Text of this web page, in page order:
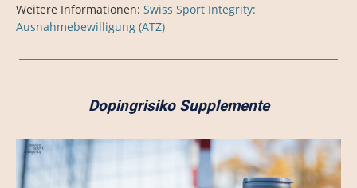
Weitere Informationen: Swiss Sport Integrity:
Ausnahmebewilligung (ATZ)
Dopingrisiko Supplemente